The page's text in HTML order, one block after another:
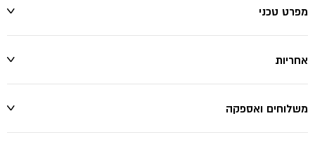
מפרט טכני
אחריות
משלוחים ואספקה